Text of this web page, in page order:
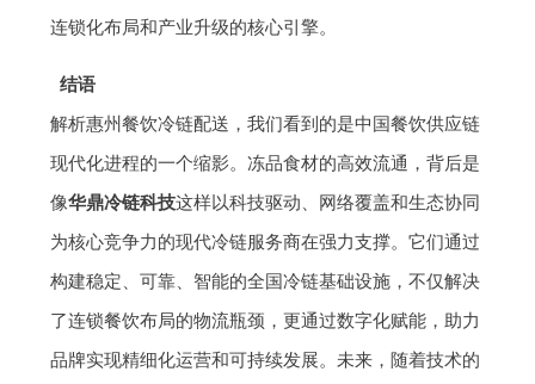
连锁化布局和产业升级的核心引擎。
结语
解析惠州餐饮冷链配送，我们看到的是中国餐饮供应链
现代化进程的一个缩影。冻品食材的高效流通，背后是
像华鼎冷链科技这样以科技驱动、网络覆盖和生态协同
为核心竞争力的现代冷链服务商在强力支撑。它们通过
构建稳定、可靠、智能的全国冷链基础设施，不仅解决
了连锁餐饮布局的物流瓶颈，更通过数字化赋能，助力
品牌实现精细化运营和可持续发展。未来，随着技术的